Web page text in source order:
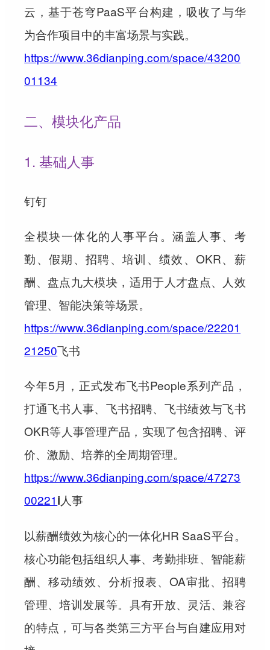
云，基于苍穹PaaS平台构建，吸收了与华
为合作项目中的丰富场景与实践。
https://www.36dianping.com/space/43200
01134
二、模块化产品
1. 基础人事
钉钉
全模块一体化的人事平台。涵盖人事、考
勤、假期、招聘、培训、绩效、OKR、薪
酬、盘点九大模块，适用于人才盘点、人效
管理、智能决策等场景。
https://www.36dianping.com/space/22201
21250飞书
今年5月，正式发布飞书People系列产品，
打通飞书人事、飞书招聘、飞书绩效与飞书
OKR等人事管理产品，实现了包含招聘、评
价、激励、培养的全周期管理。
https://www.36dianping.com/space/47273
00221i人事
以薪酬绩效为核心的一体化HR SaaS平台。
核心功能包括组织人事、考勤排班、智能薪
酬、移动绩效、分析报表、OA审批、招聘
管理、培训发展等。具有开放、灵活、兼容
的特点，可与各类第三方平台与自建应用对